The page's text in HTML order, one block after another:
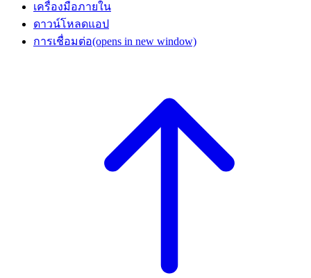
เครื่องมือภายใน
ดาวน์โหลดแอป
การเชื่อมต่อ(opens in new window)